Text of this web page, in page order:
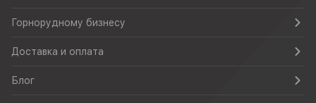
Горнорудному бизнесу
Доставка и оплата
Блог